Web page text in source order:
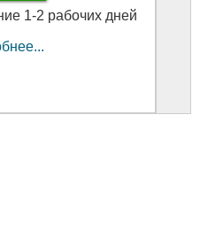
1-2 рабочих дней